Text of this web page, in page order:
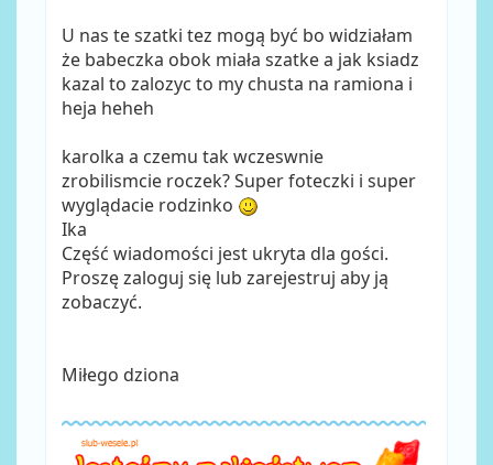
U nas te szatki tez mogą być bo widziałam
że babeczka obok miała szatke a jak ksiadz
kazal to zalozyc to my chusta na ramiona i
heja heheh
karolka a czemu tak wczeswnie
zrobilismcie roczek? Super foteczki i super
wyglądacie rodzinko
Ika
Część wiadomości jest ukryta dla gości.
Proszę zaloguj się lub zarejestruj aby ją
zobaczyć.
Miłego dziona